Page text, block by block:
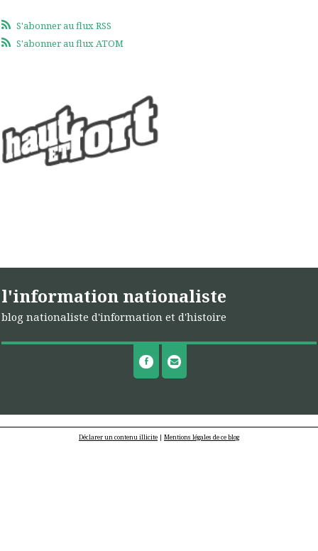
S'abonner au flux RSS
S'abonner au flux ATOM
l'information nationaliste
blog nationaliste d'information et d'histoire
Déclarer un contenu illicite | Mentions légales de ce blog